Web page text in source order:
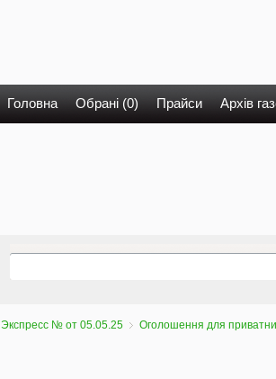
Головна Обрані (0) Прайси Архів
Экспресс № от 05.05.25 Оголошення для